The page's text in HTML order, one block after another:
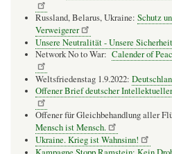
Russland, Belarus, Ukraine: Schutz
Verweigerer
Unsere Neutralität - Unsere Sicherheit
Network No to War: Calender of
Weltsfriedenstag 1.9.2022:
Offener Brief deutscher
Offener für Gleichbehandlung aller
Mensch ist Mensch.
Ukraine. Krieg ist Wahnsinn!